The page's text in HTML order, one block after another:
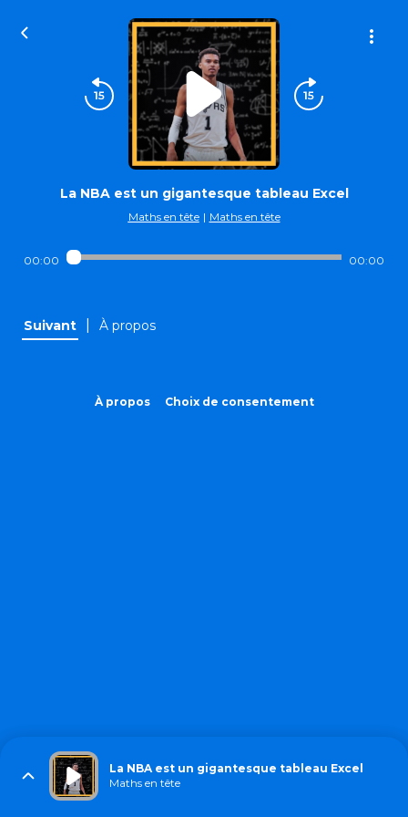
La NBA est un gigantesque tableau Excel
Maths en tête | Maths en tête
00:00 00:00
Suivant À propos
À propos Choix de consentement
La NBA est un gigantesque tableau Excel
Maths en tête